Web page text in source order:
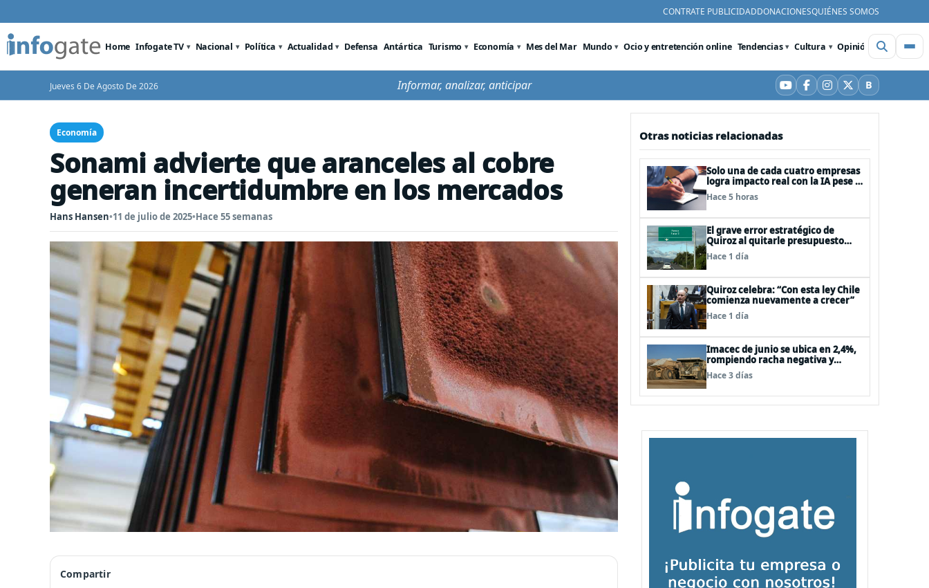
CONTRATE PUBLICIDADDONACIONESQUIÉNES SOMOS
Home Infogate TV Nacional Política Actualidad Defensa Antártica Turismo Economía Mes del Mar Mundo Ocio y entretención online Tendencias Cultura Opinión Videos
Jueves 6 De Agosto De 2026 Informar, analizar, anticipar YouTube
Facebook
Instagram
X BBluesky
Economía
Sonami advierte que aranceles al cobre
generan incertidumbre en los mercados
Hans Hansen•11 de julio de 2025•Hace 55 semanas
Compartir
Otras noticias relacionadas
Solo una de cada cuatro empresas
logra impacto real con la IA pese a
la inversión, según el Foro
Económico Mundial
Hace 5 horas
El grave error estratégico de
Quiroz al quitarle presupuesto
para infraestructura vial del
Biobío
Hace 1 día
Quiroz celebra: “Con esta ley Chile
comienza nuevamente a crecer”
Hace 1 día
Imacec de junio se ubica en 2,4%,
rompiendo racha negativa y
supera las expectativas
Hace 3 días